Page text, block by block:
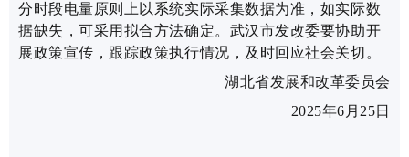
分时段电量原则上以系统实际采集数据为准，如实际数
据缺失，可采用拟合方法确定。武汉市发改委要协助开
展政策宣传，跟踪政策执行情况，及时回应社会关切。
湖北省发展和改革委员会
2025年6月25日